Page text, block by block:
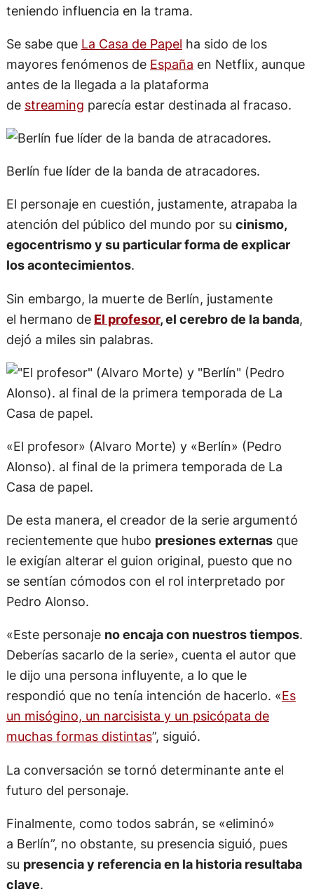
teniendo influencia en la trama.
Se sabe que La Casa de Papel ha sido de los
mayores fenómenos de España ​ en Netflix, aunque
antes de la llegada a la plataforma
de streaming parecía estar destinada al fracaso.
Berlín fue líder de la banda de atracadores.
El personaje en cuestión, justamente, atrapaba la
atención del público del mundo por su cinismo,
egocentrismo y su particular forma de explicar
los acontecimientos.
Sin embargo, la muerte de Berlín, justamente
el hermano de El profesor, el cerebro de la banda,
dejó a miles sin palabras.
«El profesor» (Alvaro Morte) y «Berlín» (Pedro
Alonso). al final de la primera temporada de La
Casa de papel.
De esta manera, el creador de la serie argumentó
recientemente que hubo presiones externasque
le exigían alterar el guion original, puesto que no
se sentían cómodos con el rol interpretado por
Pedro Alonso.
«Este personaje no encaja con nuestros tiempos.
Deberías sacarlo de la serie», cuenta el autor que
le dijo una persona influyente, a lo que le
respondió que no tenía intención de hacerlo. «Es
un misógino, un narcisista y un psicópata de
muchas formas distintas”, siguió.
La conversación se tornó determinante ante el
futuro del personaje.
Finalmente, como todos sabrán, se «eliminó»
a Berlín”, no obstante, su presencia siguió, pues
su presencia y referencia en la historia resultaba
clave.